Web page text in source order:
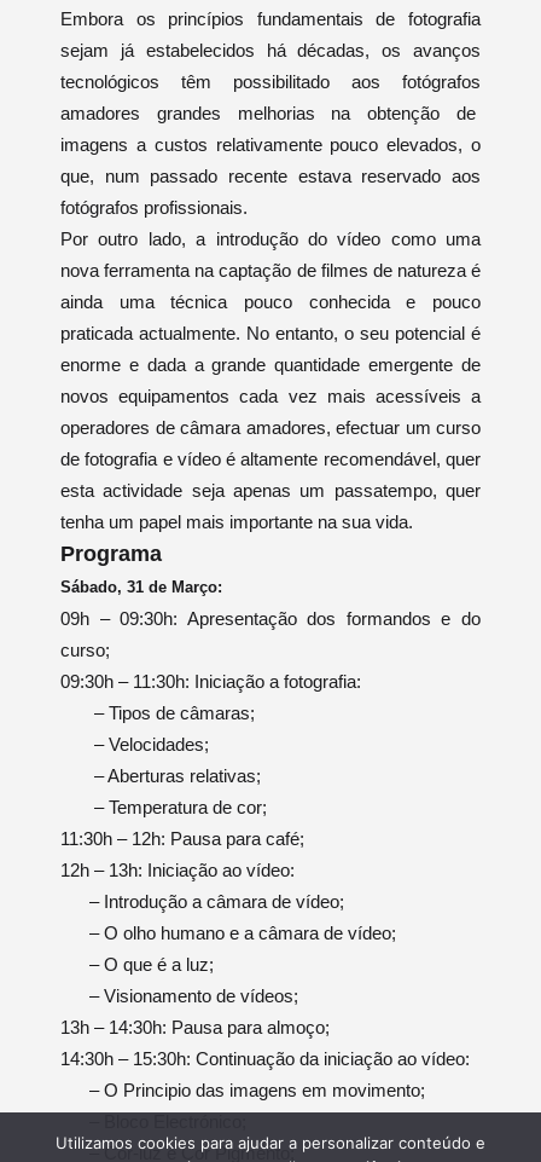
Embora os princípios fundamentais de fotografia
sejam já estabelecidos há décadas, os avanços
tecnológicos têm possibilitado aos fotógrafos
amadores grandes melhorias na obtenção de
imagens a custos relativamente pouco elevados, o
que, num passado recente estava reservado aos
fotógrafos profissionais.
Por outro lado, a introdução do vídeo como uma
nova ferramenta na captação de filmes de natureza é
ainda uma técnica pouco conhecida e pouco
praticada actualmente. No entanto, o seu potencial é
enorme e dada a grande quantidade emergente de
novos equipamentos cada vez mais acessíveis a
operadores de câmara amadores, efectuar um curso
de fotografia e vídeo é altamente recomendável, quer
esta actividade seja apenas um passatempo, quer
tenha um papel mais importante na sua vida.
Programa
Sábado, 31 de Março:
09h – 09:30h: Apresentação dos formandos e do
curso;
09:30h – 11:30h: Iniciação a fotografia:
– Tipos de câmaras;
– Velocidades;
– Aberturas relativas;
– Temperatura de cor;
11:30h – 12h: Pausa para café;
12h – 13h: Iniciação ao vídeo:
– Introdução a câmara de vídeo;
– O olho humano e a câmara de vídeo;
– O que é a luz;
– Visionamento de vídeos;
13h – 14:30h: Pausa para almoço;
14:30h – 15:30h: Continuação da iniciação ao vídeo:
– O Principio das imagens em movimento;
– Cor-luz e Cor Pigmento;
Utilizamos cookies para ajudar a personalizar conteúdo e